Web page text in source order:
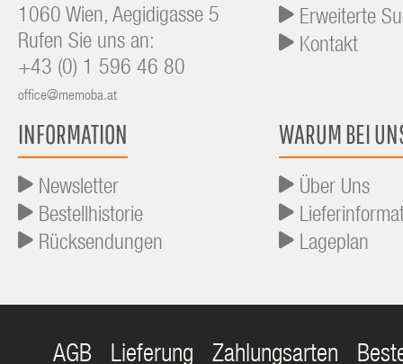
1060 Wien, Aegidigasse 5
Rufen Sie uns an:
+43 (0) 1 596 46 80
office@memoba.at
Erweiterte
Kontakt
INFORMATION
Newsletter
Bestellhistorie
Rücksendungen
WARUM BEI
Über Uns
Lageplan
AGB Lieferung Zahlungsarten